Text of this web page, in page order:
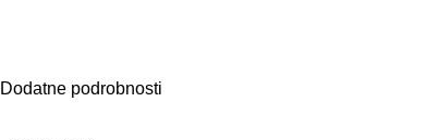
Dodatne podrobnosti